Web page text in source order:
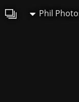
Phil